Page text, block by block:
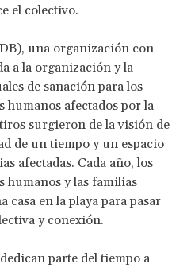
el colectivo.
una organización con
a la organización y la
de sanación para los
humanos afectados por la
surgieron de la visión de
de un tiempo y un espacio
afectadas. Cada año, los
humanos y las familias
casa en la playa para pasar
y conexión.
parte del tiempo a